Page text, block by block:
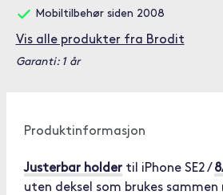
Mobiltilbehør siden 2008
Vis alle produkter fra Brodit
Garanti: 1 år
Produktinformasjon
Justerbar holder til iPhone SE2 /
uten deksel som brukes